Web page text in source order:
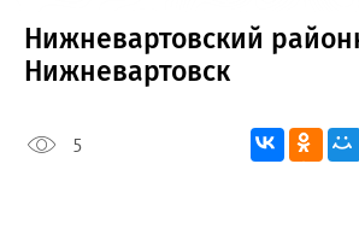
Нижневартовский
Нижневартовск
5